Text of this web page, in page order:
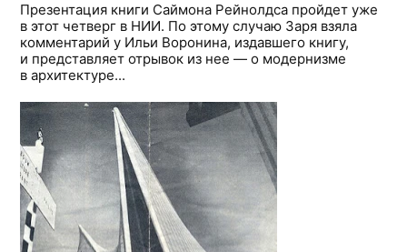
Презентация книги Саймона Рейнолдса пройдет уже
в этот четверг в НИИ. По этому случаю Заря взяла
комментарий у Ильи Воронина, издавшего книгу,
и представляет отрывок из нее — о модернизме
в архитектуре...